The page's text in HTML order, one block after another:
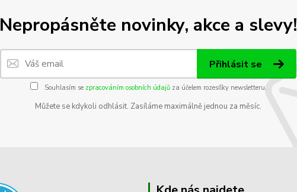
Nepropásněte novinky, akce a slevy!
Přihlásit se
Souhlasím se zpracováním osobních údajůza účelem rozesílky newsletteru.
Můžete se kdykoli odhlásit. Zasíláme maximálně jednou za měsíc.